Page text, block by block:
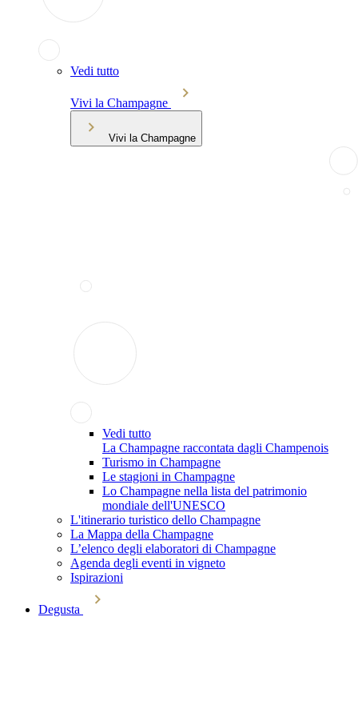
Vedi tutto
Vivi la Champagne
Vivi la Champagne
Vedi tutto
La Champagne raccontata dagli Champenois
Turismo in Champagne
Le stagioni in Champagne
Lo Champagne nella lista del patrimonio
mondiale dell'UNESCO
L'itinerario turistico dello Champagne
La Mappa della Champagne
L’elenco degli elaboratori di Champagne
Agenda degli eventi in vigneto
Ispirazioni
Degusta